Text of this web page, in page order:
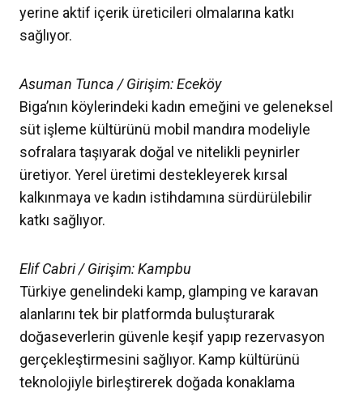
yerine aktif içerik üreticileri olmalarına katkı
sağlıyor.
Asuman Tunca / Girişim: Eceköy
Biga’nın köylerindeki kadın emeğini ve geleneksel
süt işleme kültürünü mobil mandıra modeliyle
sofralara taşıyarak doğal ve nitelikli peynirler
üretiyor. Yerel üretimi destekleyerek kırsal
kalkınmaya ve kadın istihdamına sürdürülebilir
katkı sağlıyor.
Elif Cabri / Girişim: Kampbu
Türkiye genelindeki kamp, glamping ve karavan
alanlarını tek bir platformda buluşturarak
doğaseverlerin güvenle keşif yapıp rezervasyon
gerçekleştirmesini sağlıyor. Kamp kültürünü
teknolojiyle birleştirerek doğada konaklama